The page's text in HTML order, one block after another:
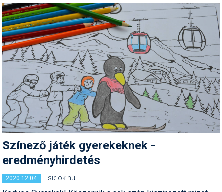
Történelem
Túrasí
Utasbiztosítás
Utazási tippek
Védőfelszerelés
Wellness
Színező játék gyerekeknek -
eredményhirdetés
2020.12.04. sielok.hu